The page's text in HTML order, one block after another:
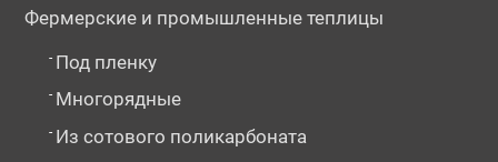
Фермерские и промышленные теплицы
- Под пленку
- Многорядные
- Из сотового поликарбоната